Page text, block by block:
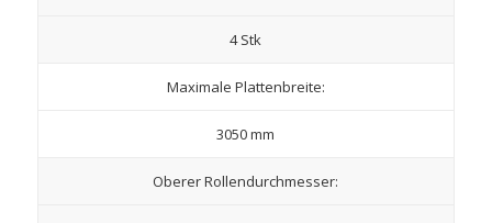
4 Stk
Maximale Plattenbreite:
3050 mm
Oberer Rollendurchmesser: